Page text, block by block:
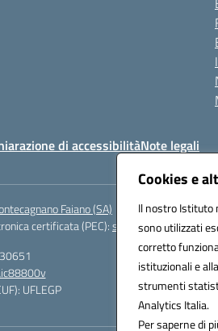
Cookies e
Il nostro Istituto
sono utilizzati
corretto
istituzionali e
strumenti
Analytics Italia.
Per saperne di
di accessibilitàNote legali
Faiano (SA)
certificata (PEC):
UFLEGP